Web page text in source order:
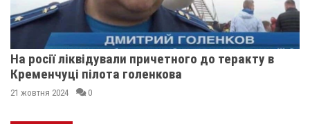
На росії ліквідували причетного до теракту в
Кременчуці пілота голенкова
21 жовтня 2024 0